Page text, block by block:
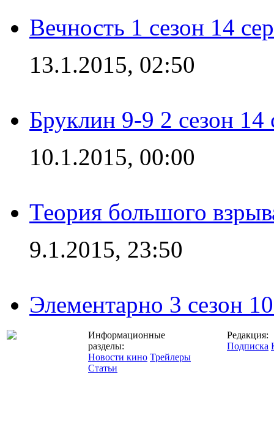
Вечность 1 сезон 14
13.1.2015, 02:50
Бруклин 9-9 2 сезон 14
10.1.2015, 00:00
Теория большого
9.1.2015, 23:50
Элементарно 3 сезон
Информационные
разделы:
Новости кино Трейлеры
Статьи
Редакция:
Подписка